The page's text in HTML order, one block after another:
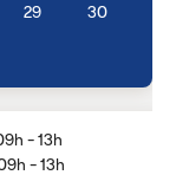
29 30
- 13h
- 13h